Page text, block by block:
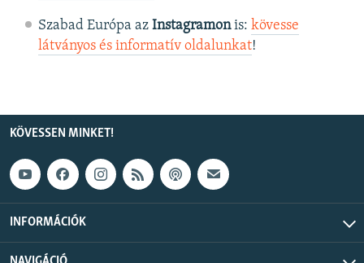
Szabad Európa az Instagramonis: kövesse
látványos és informatív oldalunkat! ​
KÖVESSEN MINKET!
INFORMÁCIÓK